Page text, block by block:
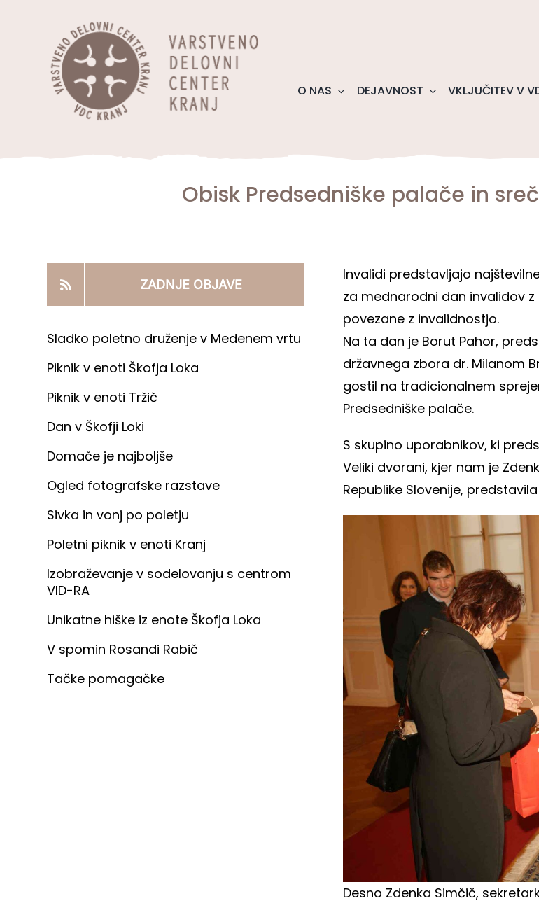
O NAS DEJAVNOST VKLJUČITEV V
Obisk Predsedniške palače in
ZADNJE OBJAVE
Sladko poletno druženje v Medenem vrtu
Piknik v enoti Škofja Loka
Piknik v enoti Tržič
Dan v Škofji Loki
Domače je najboljše
Ogled fotografske razstave
Sivka in vonj po poletju
Poletni piknik v enoti Kranj
Izobraževanje v sodelovanju s centrom
VID-RA
Unikatne hiške iz enote Škofja Loka
V spomin Rosandi Rabič
Tačke pomagačke
Invalidi predstavljajo
za mednarodni dan invalidov
povezane z invalidnostjo.
Na ta dan je Borut Pahor,
državnega zbora dr. Milanom
gostil na tradicionalnem
Predsedniške palače.
S skupino uporabnikov, ki
Veliki dvorani, kjer nam je
Republike Slovenije,
Desno Zdenka Simčič,